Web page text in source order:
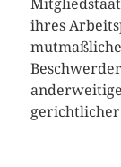
ihres
gerichtlicher